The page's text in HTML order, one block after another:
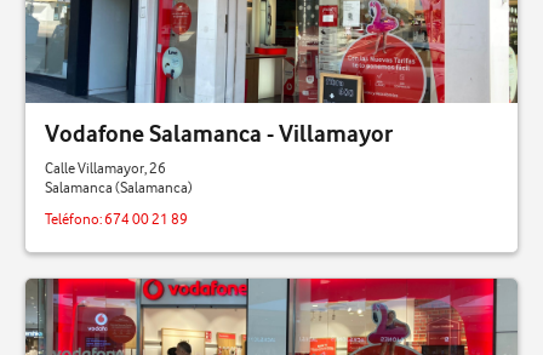
Vodafone Salamanca - Villamayor
Calle Villamayor, 26
Salamanca (Salamanca)
Teléfono:674 00 21 89